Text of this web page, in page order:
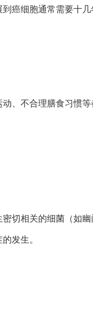
癌细胞通常需要十几
、不合理膳食习惯
切相关的细菌（如
发生。